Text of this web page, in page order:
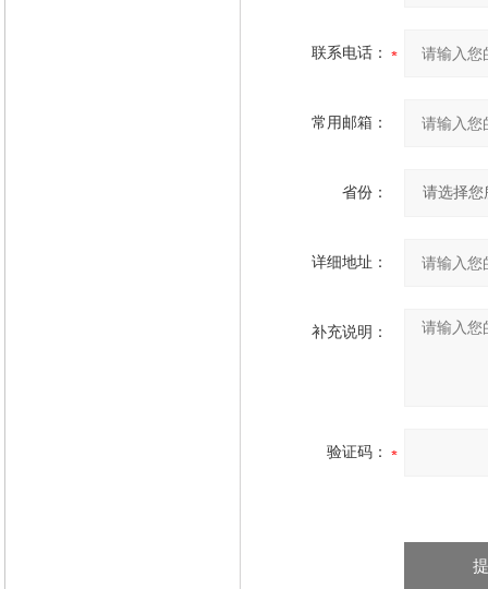
联系电话：
常用邮箱：
省份：
详细地址：
补充说明：
验证码：